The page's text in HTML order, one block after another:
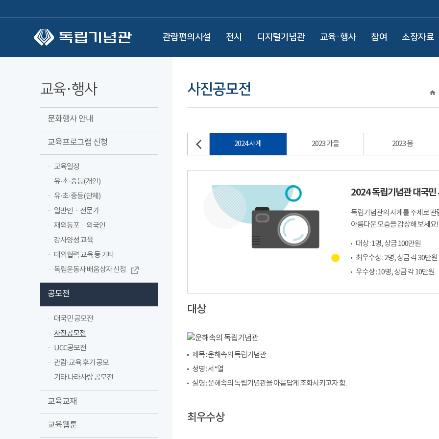
관람편의시설 전시 디지털기념관 교육·행사 참여 소장자료
교육·행사
문화행사 안내
교육프로그램 신청
교육일정
유·초·중등(개인)
유·초·중등(단체)
일반인ㆍ전문가
재외동포ㆍ외국인
강사양성 교육
대외협력 교육 등 기타
독립운동사 배움상자 신청
공모전
대국민 공모전
사진공모전
UCC공모전
관람·교육 후기 공모
기타 나라사랑 공모전
교육교재
교육웹툰
사진공모전
2024 사계 2023 가을 2023 봄
2024 독립기념관 대국민
독립기념관의 사계를 주제로
아름다운 모습을 감상해 보세요!
대상 : 1명, 상금 100만원
최우수상 : 2명, 상금 각 30만원
우수상 : 10명, 상금 각 10만원
대상
제목 : 운해속의 독립기념관
성명 : 서*열
설명 : 운해속의 독립기념관을 아름답게 조화시키고자 함.
최우수상